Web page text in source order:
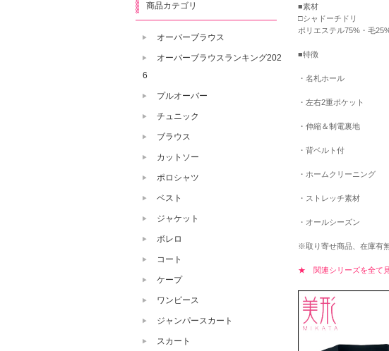
■素材
□シャドーチドリ
ポリエステル75%・毛
■特徴
・名札ホール
・左右2重ポケット
・伸縮＆制電裏地
・背ベルト付
・ホームクリーニング
・ストレッチ素材
・オールシーズン
※取り寄せ商品、在庫有
★ 関連シリーズを全て
商品カテゴリ
オーバーブラウス
オーバーブラウスランキング202
6
プルオーバー
チュニック
ブラウス
カットソー
ポロシャツ
ベスト
ジャケット
ボレロ
コート
ケープ
ワンピース
ジャンパースカート
スカート